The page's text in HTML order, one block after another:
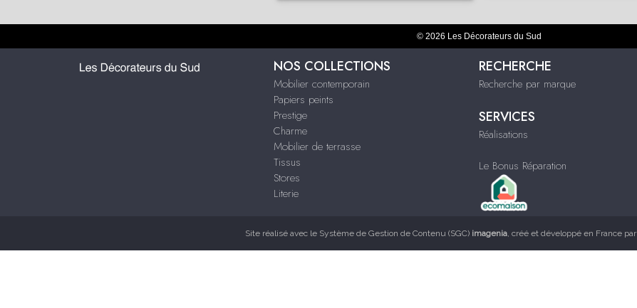
© 2026 Les Décorateurs du Sud
NOS COLLECTIONS
Mobilier contemporain
Papiers peints
Prestige
Charme
Mobilier de terrasse
Tissus
Stores
Literie
RECHERCHE
Recherche par marque
SERVICES
Réalisations
Le Bonus Réparation
Site réalisé avec le Système de Gestion de Contenu (SGC) imagenia, créé et développé en France par